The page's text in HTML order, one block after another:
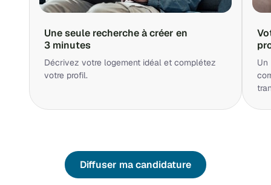
Une seule recherche à créer en
3 minutes
Décrivez votre logement idéal et complétez
votre profil.
Un
Diffuser ma candidature